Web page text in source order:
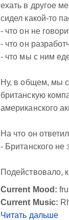
ехать в другое
сидел какой-то
- что он не
- что он
- что мы с ним
Ну, в общем, мы с
британскую
американского
На что он
- Британского не
Подействовало,
Current Mood:
Current Music:
Читать дальше